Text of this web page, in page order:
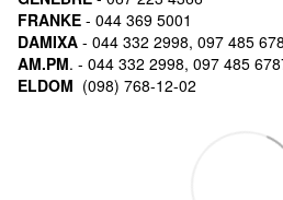
FRANKE - 044 369 5001
DAMIXA - 044 332 2998, 097 485
AM.PM. - 044 332 2998, 097 485
ELDOM (098) 768-12-02